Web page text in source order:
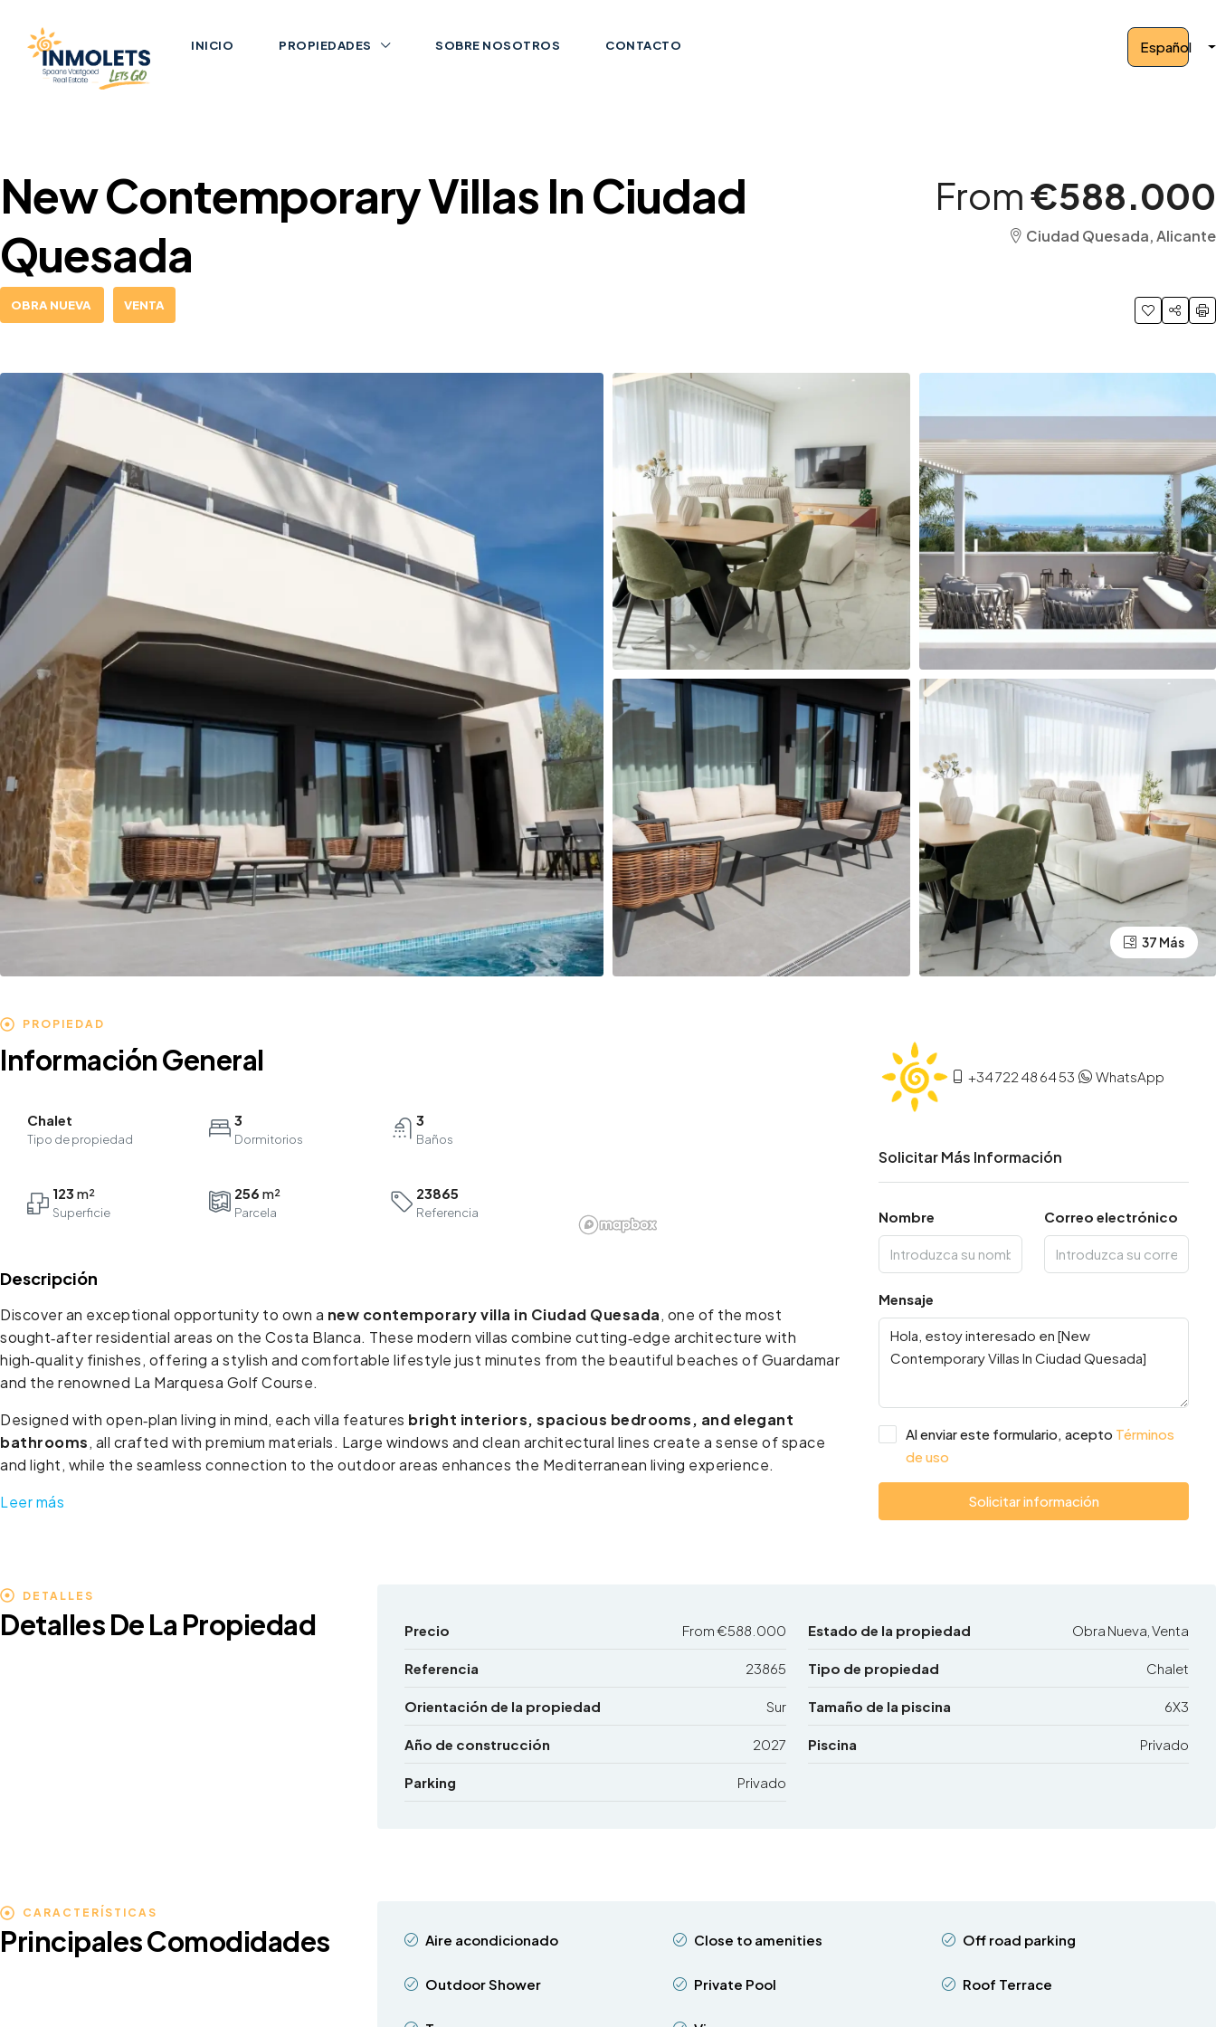
INICIO PROPIEDADES SOBRE NOSOTROS CONTACTO Español
New Contemporary Villas In Ciudad
Quesada
OBRA NUEVA VENTA
From€588.000
Ciudad Quesada, Alicante
37 Más
+34 722 48 64 53 WhatsApp
Solicitar Más Información
Nombre Correo electrónico
Mensaje
Al enviar este formulario, acepto Términos
de uso
Solicitar información
PROPIEDAD
Información General
Chalet
Tipo de propiedad
3
Dormitorios
3
Baños
123 256
Parcela
23865
Referencia
Descripción
Discover an exceptional opportunity to own a new contemporary villa in Ciudad Quesada, one of the most
sought‑after residential areas on the Costa Blanca. These modern villas combine cutting‑edge architecture with
high‑quality finishes, offering a stylish and comfortable lifestyle just minutes from the beautiful beaches of Guardamar
and the renowned La Marquesa Golf Course.
Designed with open‑plan living in mind, each villa features bright interiors, spacious bedrooms, and elegant
bathrooms, all crafted with premium materials. Large windows and clean architectural lines create a sense of space
and light, while the seamless connection to the outdoor areas enhances the Mediterranean living experience.
Leer más
DETALLES
Detalles De La Propiedad Precio From€588.000 Estado de la propiedad Obra Nueva, Venta
Referencia 23865 Tipo de propiedad Chalet
Orientación de la propiedad Sur Tamaño de la piscina 6X3
Año de construcción 2027 Piscina Privado
Parking Privado
CARACTERÍSTICAS
Principales Comodidades Aire acondicionado Close to amenities Off road parking
Outdoor Shower Private Pool Roof Terrace